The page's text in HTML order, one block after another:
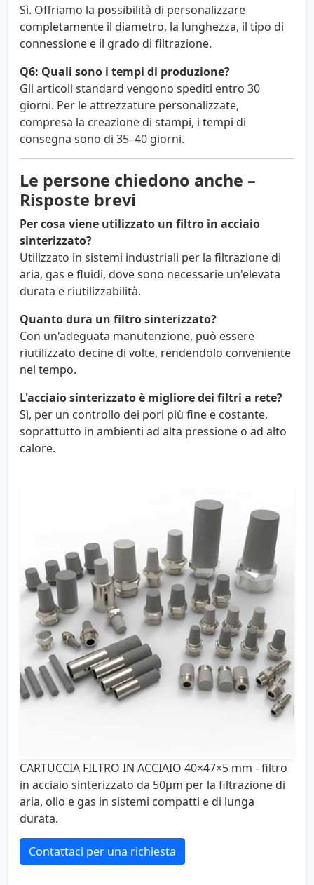
Sì. Offriamo la possibilità di personalizzare
completamente il diametro, la lunghezza, il tipo di
connessione e il grado di filtrazione.
Q6: Quali sono i tempi di produzione?
Gli articoli standard vengono spediti entro 30
giorni. Per le attrezzature personalizzate,
compresa la creazione di stampi, i tempi di
consegna sono di 35–40 giorni.
Le persone chiedono anche –
Risposte brevi
Per cosa viene utilizzato un filtro in acciaio
sinterizzato?
Utilizzato in sistemi industriali per la filtrazione di
aria, gas e fluidi, dove sono necessarie un'elevata
durata e riutilizzabilità.
Quanto dura un filtro sinterizzato?
Con un'adeguata manutenzione, può essere
riutilizzato decine di volte, rendendolo conveniente
nel tempo.
L'acciaio sinterizzato è migliore dei filtri a rete?
Sì, per un controllo dei pori più fine e costante,
soprattutto in ambienti ad alta pressione o ad alto
calore.
CARTUCCIA FILTRO IN ACCIAIO 40×47×5 mm - filtro
in acciaio sinterizzato da 50µm per la filtrazione di
aria, olio e gas in sistemi compatti e di lunga
durata.
Contattaci per una richiesta